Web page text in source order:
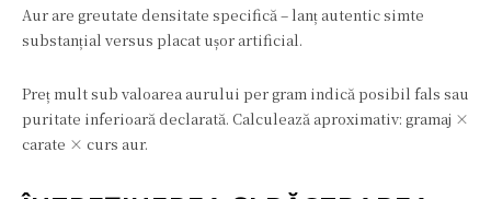
Aur are greutate densitate specifică – lanț autentic simte
substanțial versus placat ușor artificial.
Preț mult sub valoarea aurului per gram indică posibil fals sau
puritate inferioară declarată. Calculează aproximativ: gramaj ×
carate × curs aur.